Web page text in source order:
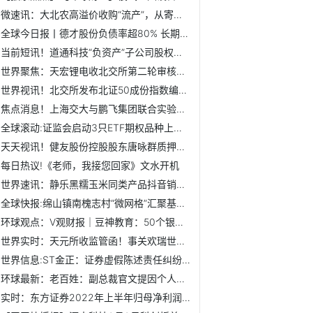
微速讯：大北农高溢价收购“流产”，从寄予厚望到对簿公堂
全球今日报丨德才股份负债率超80% 长期履约能力或将承压
当前短讯！道通科技“负资产”子公司股权卖出高价 实控人携...
世界聚焦：天宏锂电收北交所第二轮审核问询函 业绩下滑等问...
世界视讯！北交所发布北证50成份指数编制方案
焦点消息！上海交大与鹏飞集团联合实验室签约仪式在吕梁孝义举办
全球滚动:证监会启动3只ETF期权品种上市工作 更好满足市场多...
天天视讯！健友股份控股股东唐咏群质押4284.15万股
每日热议!《老师，我接您回家》文水开机
世界速讯：静乐黑糯玉米同类产品抖音销量全国第一
全球快报:绵山镇南槐志村“微网格”汇聚基层治理大能量
环球观点：V观财报｜豆神教育：50个银行账户被冻结 涉诉保全...
世界实时：天元所收监管函！事关欢瑞世纪2016年资产重组
世界信息:ST金正：证券虚假陈述责任纠纷案件涉案金额共约4.2亿元
环球最新：老百姓：副总裁官文提因个人原因辞职
实时：东方证券2022年上半年归母净利润下滑76% 股票质押业务...